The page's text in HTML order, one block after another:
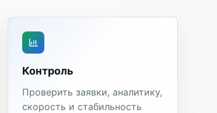
Контроль
Проверить заявки, аналитику,
скорость и стабильность